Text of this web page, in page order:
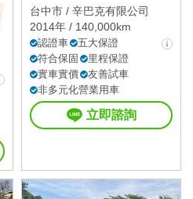
台中市 / 辛巴克有限公司
2014年 / 140,000km
認證車
五大保證
符合保固
里程保證
實車實價
友善試車
非多元化營業用車
立即諮詢